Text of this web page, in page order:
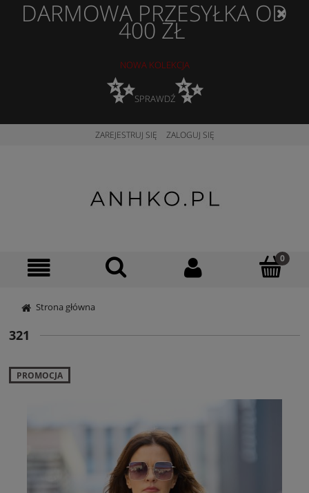
DARMOWA PRZESYŁKA OD
400 ZŁ
NOWA KOLEKCJA
✨SPRAWDŹ✨
ZAREJESTRUJ SIĘ ZALOGUJ SIĘ
Strona główna
321
PROMOCJA